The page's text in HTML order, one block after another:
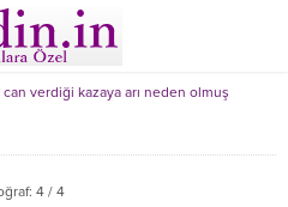
verdiği kazaya arı neden olmuş
4 / 4